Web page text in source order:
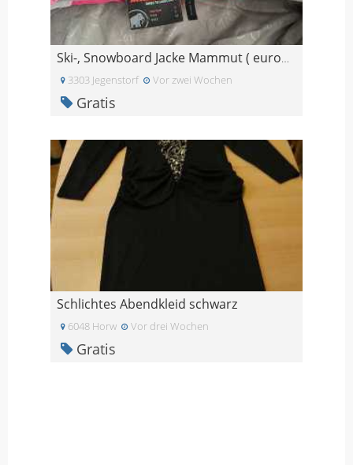
Ski-, Snowboard Jacke Mammut ( europa S )
3303 Jegenstorf Vor zwei Wochen
Gratis
Schlichtes Abendkleid schwarz
6048 Horw Vor drei Wochen
Gratis